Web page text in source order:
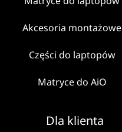
Akcesoria montażowe
Części do laptopów
Matryce do AiO
Dla klienta